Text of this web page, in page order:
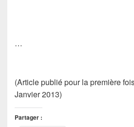
…
(Article publié pour la première
Janvier 2013)
Partager :